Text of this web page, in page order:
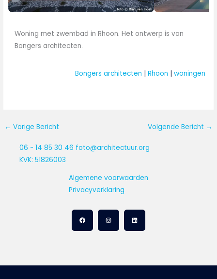
Woning met zwembad in Rhoon. Het ontwerp is van
Bongers architecten.
Bongers architecten | Rhoon | woningen
← Vorige Bericht Volgende Bericht →
06 - 14 85 30 46 foto@architectuur.org
KVK: 51826003
Algemene voorwaarden
Privacyverklaring